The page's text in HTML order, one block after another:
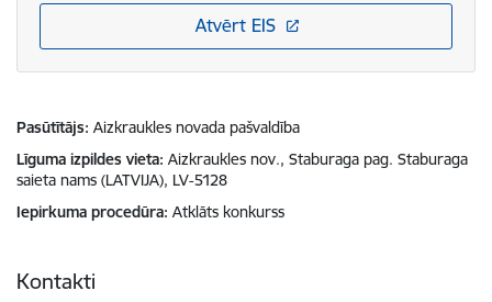
Atvērt EIS
Pasūtītājs Aizkraukles novada pašvaldība
Līguma izpildes vieta Aizkraukles nov., Staburaga pag. Staburaga
saieta nams (LATVIJA), LV-5128
Iepirkuma procedūra Atklāts konkurss
Kontakti